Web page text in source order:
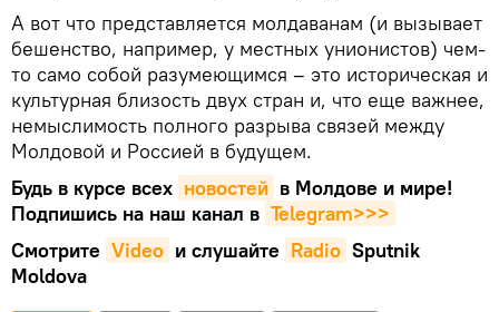
А вот что представляется молдаванам (и вызывает
бешенство, например, у местных унионистов) чем-
то само собой разумеющимся – это историческая и
культурная близость двух стран и, что еще важнее,
немыслимость полного разрыва связей между
Молдовой и Россией в будущем.
Будь в курсе всех новостей в Молдове и мире!
Подпишись на наш канал в Telegram>>>
Смотрите Video и слушайте Radio Sputnik
Moldova